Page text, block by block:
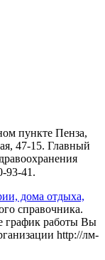
пункте Пенза,
47-15. Главный
93-41.
дома отдыха,
справочника.
график работы Вы
http://лм-